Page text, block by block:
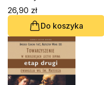
26,90 zł
Do koszyka